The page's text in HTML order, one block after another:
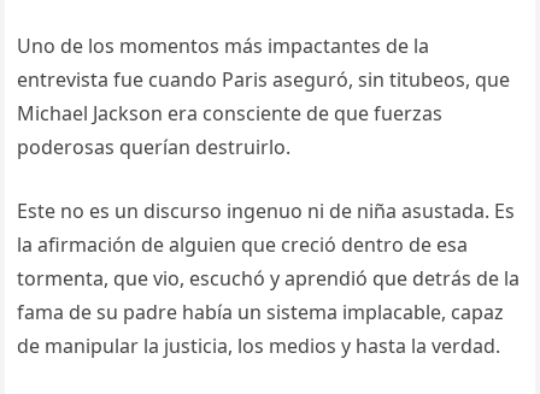
Uno de los momentos más impactantes de la
entrevista fue cuando Paris aseguró, sin titubeos, que
Michael Jackson era consciente de que fuerzas
poderosas querían destruirlo.
Este no es un discurso ingenuo ni de niña asustada. Es
la afirmación de alguien que creció dentro de esa
tormenta, que vio, escuchó y aprendió que detrás de la
fama de su padre había un sistema implacable, capaz
de manipular la justicia, los medios y hasta la verdad.